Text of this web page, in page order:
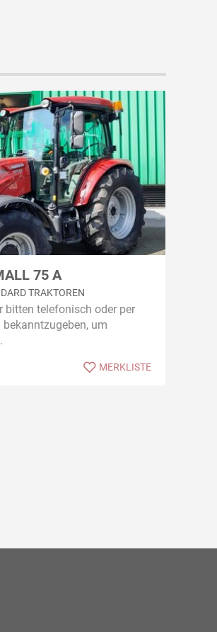
75 A
TRAKTOREN
bitten telefonisch oder per
um
MERKLISTE